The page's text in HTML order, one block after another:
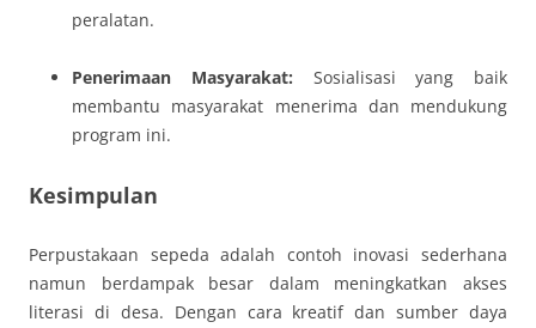
peralatan.
Penerimaan Masyarakat: Sosialisasi yang baik
membantu masyarakat menerima dan mendukung
program ini.
Kesimpulan
Perpustakaan sepeda adalah contoh inovasi sederhana
namun berdampak besar dalam meningkatkan akses
literasi di desa. Dengan cara kreatif dan sumber daya